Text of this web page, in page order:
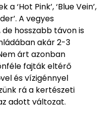
‘Hot Pink’, ‘Blue Vein’,
A vegyes
hosszabb távon is
akár 2-3
árt azonban
fajták eltérő
és vízigénnyel
rá a kertészeti
adott változat.